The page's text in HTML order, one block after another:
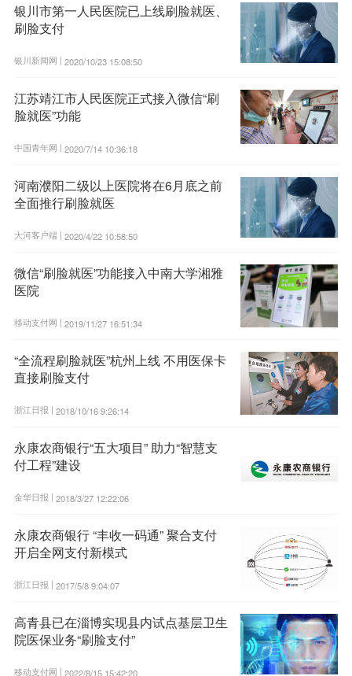
银川市第一人民医院已上线刷脸就医、
刷脸支付
银川新闻网 | 2020/10/23 15:08:50
江苏靖江市人民医院正式接入微信“刷
脸就医”功能
中国青年网 | 2020/7/14 10:36:18
河南濮阳二级以上医院将在6月底之前
全面推行刷脸就医
大河客户端 | 2020/4/22 10:58:50
微信“刷脸就医”功能接入中南大学湘雅
医院
移动支付网 | 2019/11/27 16:51:34
“全流程刷脸就医”杭州上线 不用医保卡
直接刷脸支付
浙江日报 | 2018/10/16 9:26:14
永康农商银行“五大项目” 助力“智慧支
付工程”建设
金华日报 | 2018/3/27 12:22:06
永康农商银行 “丰收一码通” 聚合支付
开启全网支付新模式
浙江日报 | 2017/5/8 9:04:07
高青县已在淄博实现县内试点基层卫生
院医保业务“刷脸支付”
移动支付网 | 2022/8/15 15:42:20